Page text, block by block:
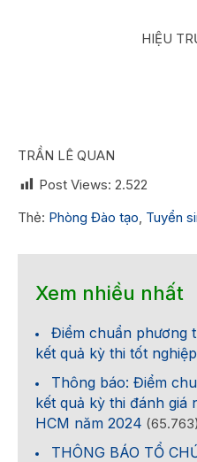
HIỆU
TRẦN LÊ QUAN
Post Views: 2.522
Thẻ: Phòng Đào tạo, Tuyển
Xem nhiều nhất
Điểm chuẩn phương
kết quả kỳ thi tốt
Thông báo: Điểm
kết quả kỳ thi đánh giá
HCM năm 2024 (65.763)
THÔNG BÁO TỔ